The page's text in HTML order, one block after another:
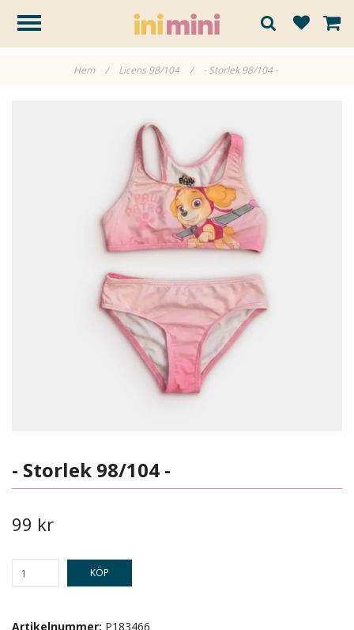
Hem / Licens 98/104 / - Storlek 98/104 -
- Storlek 98/104 -
99 kr
KÖP
Artikelnummer: P183466